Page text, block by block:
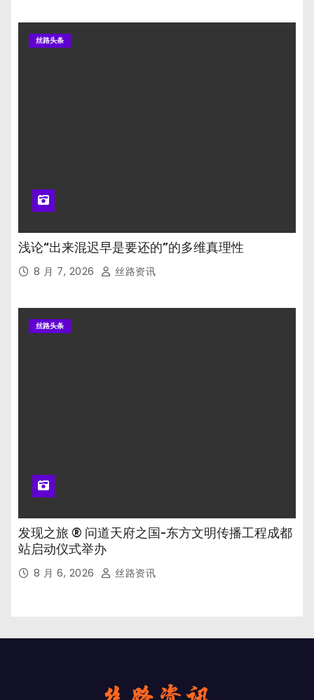
丝路头条
浅论“出来混迟早是要还的”的多维真理性
8 月 7, 2026 丝路资讯
丝路头条
发现之旅 ® 问道天府之国-东方文明传播工程成都
站启动仪式举办
8 月 6, 2026 丝路资讯